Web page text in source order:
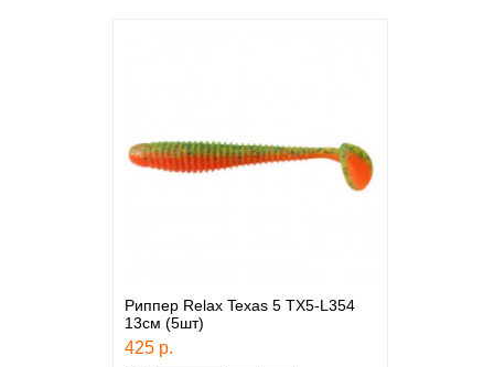
Риппер Relax Texas 5 TX5-L354
13см (5шт)
425 р.